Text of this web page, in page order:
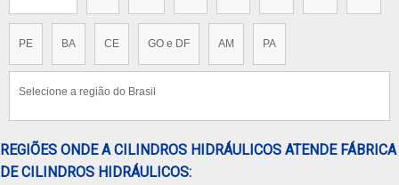
PE BA CE GO e DF AM PA
Selecione a região do Brasil
REGIÕES ONDE A CILINDROS HIDRÁULICOS ATENDE FÁBRICA
DE CILINDROS HIDRÁULICOS: